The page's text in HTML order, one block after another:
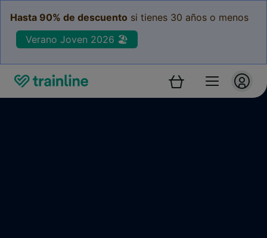
Hasta 90% de descuento si tienes 30 años o menos
Verano Joven 2026 🏖️